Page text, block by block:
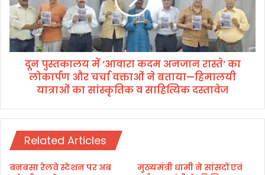
ल
चैं
पि
य
मु
त्री
ल
य
में
‘
द
अ
न
जा
दून पुस्तकालय में ‘आवारा कदम अनजान रास्ते’ का
लोकार्पण और चर्चा वक्ताओं ने बताया—हिमालयी
यात्राओं का सांस्कृतिक व साहित्यिक दस्तावेज
Related Articles
बनबसा रेलवे स्टेशन पर अब
मुख्यमंत्री धामी ने सांसदों एवं